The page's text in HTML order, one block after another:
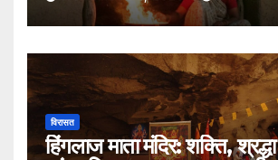
विरासत
हिंगलाज माता मंदिर: शक्ति,